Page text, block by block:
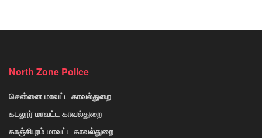
North Zone Police
சென்னை மாவட்ட காவல்துறை
கடலூர் மாவட்ட காவல்துறை
காஞ்சிபுரம் மாவட்ட காவல்துறை